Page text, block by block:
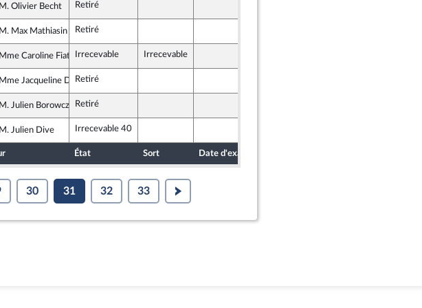
ensemble
M. Olivier Becht Retiré
Démocrate (MoDem) et Démocrates apparentés
M. Max Mathiasin Retiré
France insoumise
Mme Caroline Fiat Irrecevable Irrecevable
République en Marche
Mme Jacqueline Dubois
Retiré
République en Marche
M. Julien BorowczykRetiré
Républicains
M. Julien Dive Irrecevable 40
État Sort Date d'examen
30 31 32 33